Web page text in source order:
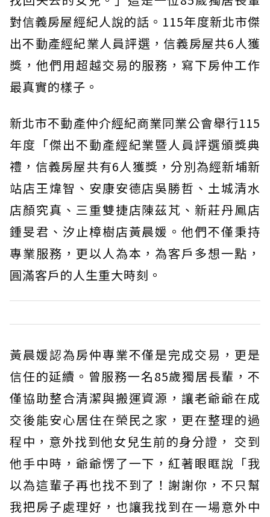
對信義房屋經紀人說的話。115年度新北市傑
出不動產經紀業人員評選，信義房屋共6人獲
獎，他們用超越交易的服務，寫下房仲工作
最真實的樣子。
新北市不動產仲介經紀商業同業公會舉行115
年度「傑出不動產經紀業暨人員評選頒獎典
禮，信義房屋共有6人獲獎，分別為經新埔新
站店王煒智、安康安德店吳勝哲、土城清水
店顏究真、三重雙捷店陳茲芃、新莊丹鳳店
鍾旻君、汐止樟樹店黃晨媛。他們不僅秉持
專業服務，更以人為本，為客戶多想一點，
圓滿客戶的人生重大時刻。
黃晨媛認為房仲專業不僅是完成交易，更是
信任的延續。曾服務一名85歲獨居長輩，不
僅協助整合清潔與搬運資源，讓老爺爺在成
交後能安心居住在榮民之家，更在整理的過
程中，意外找到他女兒生前的身分證， 交到
他手中時，爺爺愣了一下，紅著眼眶說「我
以為這輩子再也找不到了！謝謝你，不只幫
我把房子處理好，也讓我找到在一場意外中